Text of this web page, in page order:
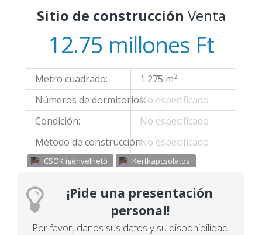
Sitio de construcción Venta
12.75 millones Ft
Metro cuadrado: 1 275 m2
Números de dormitorios:No especificado
Condición:
No especificado
Método de construcción:No especificado
CSOK igényelhető Kertkapcsolatos
¡Pide una presentación
personal!
Por favor, danos sus datos y su disponibilidad.